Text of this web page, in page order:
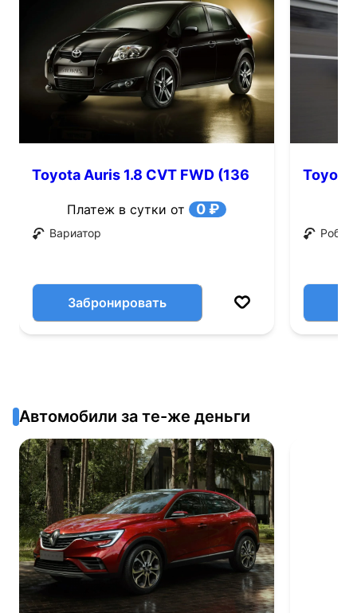
Toyota Auris 1.8 CVT FWD (136
Платеж в сутки от 0 ₽
Вариатор
Забронировать
Toyota
Робот
Автомобили за те-же деньги